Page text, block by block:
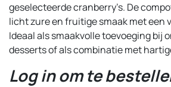
geselecteerde cranberry’s. De
licht zure en fruitige smaak met een
Ideaal als smaakvolle toevoeging bij
desserts of als combinatie met
Log in om te